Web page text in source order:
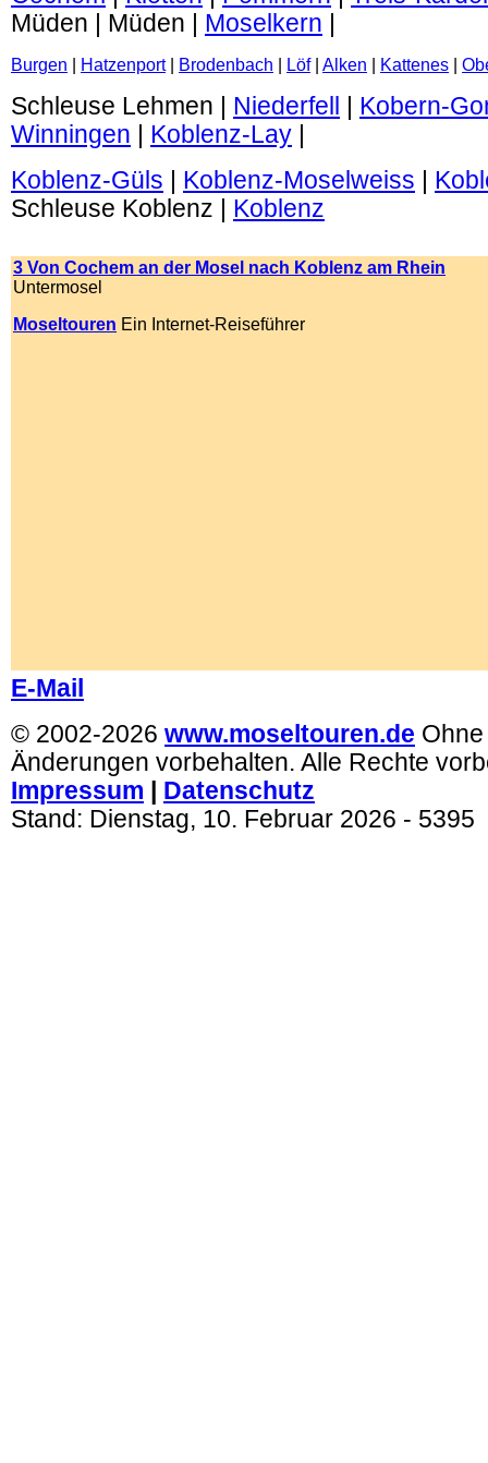
Müden | Müden | Moselkern
Burgen Hatzenport| Brodenbach Löf| Alken Kattenes
Schleuse Lehmen | Niederfell
Kobern-
Winningen
Koblenz-Lay
Koblenz-Güls
Koblenz-Moselweiss
Schleuse Koblenz | Koblenz
3 Von Cochem an der Mosel nach Koblenz am Rhein
Untermosel
Moseltouren Ein Internet-Reiseführer
E-Mail
© 2002-2026 www.moseltouren.de
Änderungen vorbehalten. Alle Rechte
Impressum
Datenschutz
Stand: Dienstag, 10. Februar 2026 - 5395